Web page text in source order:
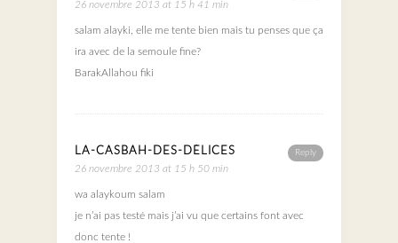
26 novembre 2013 at 15 h 41 min
salam alayki, elle me tente bien mais tu penses que ça
ira avec de la semoule fine?
BarakAllahou fiki
Reply
LA-CASBAH-DES-DÉLICES
26 novembre 2013 at 15 h 50 min
wa alaykoum salam
je n’ai pas testé mais j’ai vu que certains font avec
donc tente !